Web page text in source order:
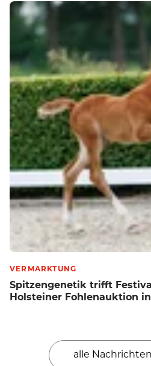
VERMARKTUNG
Spitzengenetik trifft
Holsteiner Fohlenauktion
alle